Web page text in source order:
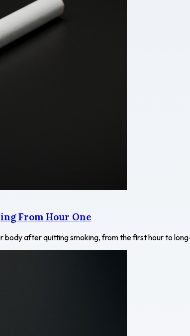
From Hour One
body after quitting smoking, from the first hour to